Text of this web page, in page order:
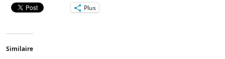
Plus
Similaire